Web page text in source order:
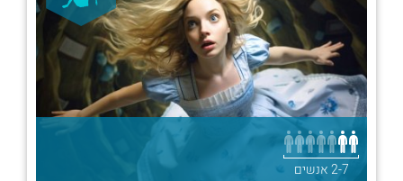
2-7 אנשים